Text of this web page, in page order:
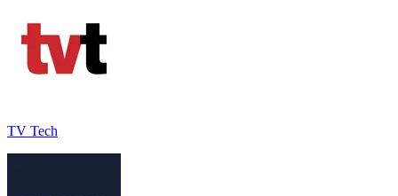
TV Tech